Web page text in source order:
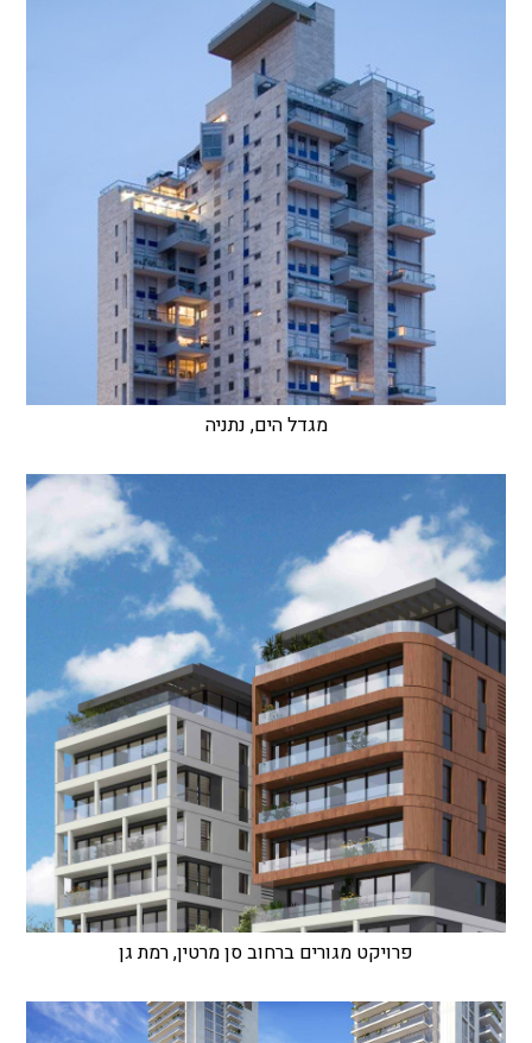
מגדל הים, נתניה
פרויקט מגורים ברחוב סן מרטין, רמת גן